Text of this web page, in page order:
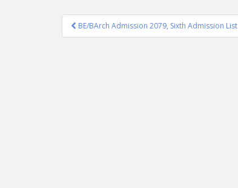
Post
navigation
BE/BArch Admission 2079, Sixth Admission List